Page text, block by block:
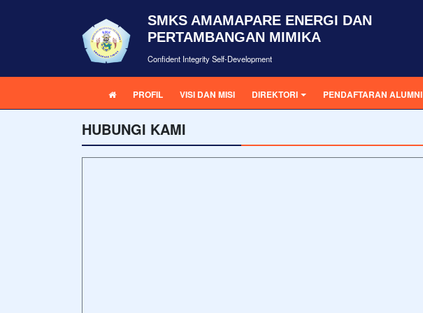
SMKS AMAMAPARE ENERGI DAN
PERTAMBANGAN MIMIKA
Confident Integrity Self-Development
PROFIL VISI DAN MISI DIREKTORI PENDAFTARAN ALUMNI
HUBUNGI KAMI